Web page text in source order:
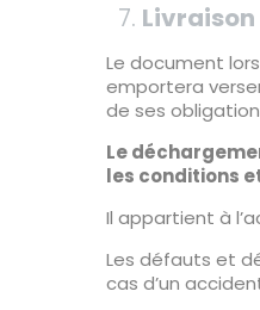
Le document
emportera
de ses
Le
les conditions
Il appartient à
Les défauts et
cas d’un